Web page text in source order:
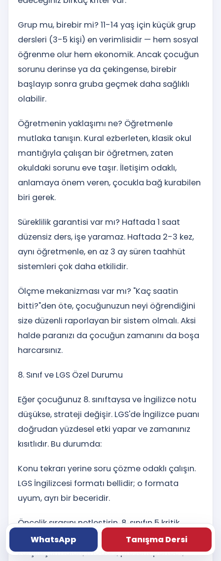
Grup mu, birebir mi? 11-14 yaş için küçük grup
dersleri (3-5 kişi) en verimlisidir — hem sosyal
öğrenme olur hem ekonomik. Ancak çocuğun
sorunu derinse ya da çekingense, birebir
başlayıp sonra gruba geçmek daha sağlıklı
olabilir.
Öğretmenin yaklaşımı ne? Öğretmenle
mutlaka tanışın. Kural ezberleten, klasik okul
mantığıyla çalışan bir öğretmen, zaten
okuldaki sorunu eve taşır. İletişim odaklı,
anlamaya önem veren, çocukla bağ kurabilen
biri gerek.
Süreklilik garantisi var mı? Haftada 1 saat
düzensiz ders, işe yaramaz. Haftada 2-3 kez,
aynı öğretmenle, en az 3 ay süren taahhüt
sistemleri çok daha etkilidir.
Ölçme mekanizması var mı? "Kaç saatin
bitti?"den öte, çocuğunuzun neyi öğrendiğini
size düzenli raporlayan bir sistem olmalı. Aksi
halde paranızı da çocuğun zamanını da boşa
harcarsınız.
8. Sınıf ve LGS Özel Durumu
Eğer çocuğunuz 8. sınıftaysa ve İngilizce notu
düşükse, strateji değişir. LGS'de İngilizce puanı
doğrudan yüzdesel etki yapar ve zamanınız
kısıtlıdır. Bu durumda:
Konu tekrarı yerine soru çözme odaklı çalışın.
LGS İngilizcesi formatı bellidir; o formata
uyum, ayrı bir beceridir.
Öncelik sırasını netleştirin. 8. sınıfın 5 kritik
ünitesi vardır (genelde tenses
karşılaştırmaları, modals, present perfect,
WhatsApp Tanışma Dersi